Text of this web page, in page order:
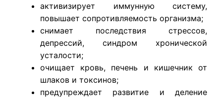
активизирует иммунную систему,
повышает сопротивляемость организма;
снимает последствия стрессов,
депрессий, синдром хронической
усталости;
очищает кровь, печень и кишечник от
шлаков и токсинов;
предупреждает развитие и деление